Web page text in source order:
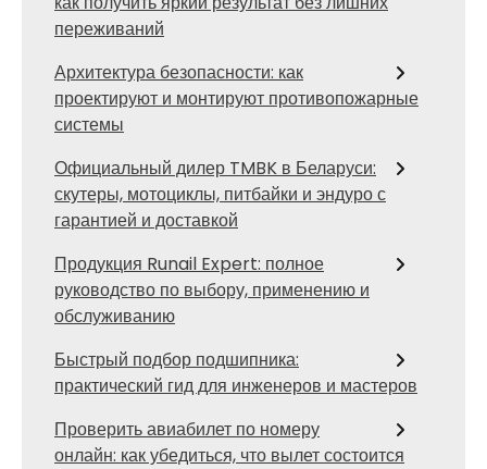
переживаний
Архитектура безопасности: как
проектируют и монтируют противопожарные
системы
Официальный дилер TMBK в Беларуси:
скутеры, мотоциклы, питбайки и эндуро с
гарантией и доставкой
Продукция Runail Expert: полное
руководство по выбору, применению и
обслуживанию
Быстрый подбор подшипника:
практический гид для инженеров и мастеров
Проверить авиабилет по номеру
онлайн: как убедиться, что вылет состоится